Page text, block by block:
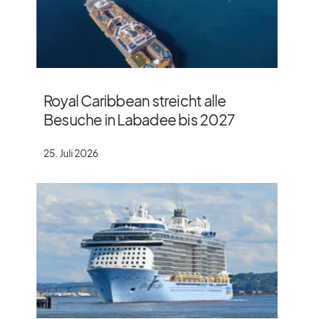
Royal Caribbean streicht alle
Besuche in Labadee bis 2027
25. Juli 2026